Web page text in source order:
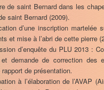
de saint Bernard dans les
saint Bernard (2009).
d’une inscription martelée
et mise à l’abri de cette pierre
d’enquête du PLU 2013 :
demande de correction des
de présentation.
à l’élaboration de l’AVAP